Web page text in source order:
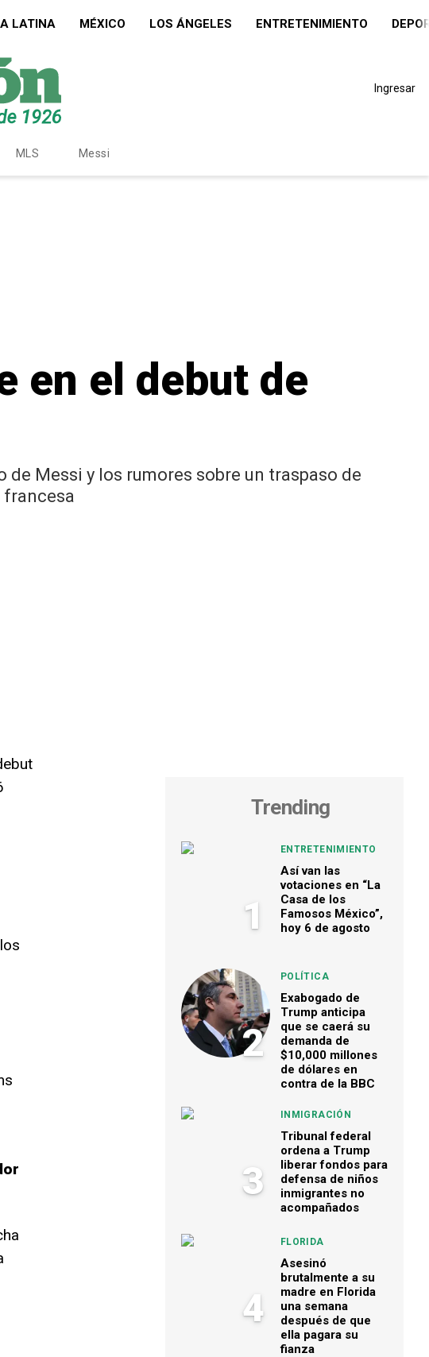
LATINA MÉXICO LOS ÁNGELES ENTRETENIMIENTO
Ingresar
MLS Messi
en el debut de
Messi y los rumores sobre un traspaso de
francesa
Trending
1
ENTRETENIMIENTO
Así van las
votaciones en “La
Casa de los
Famosos México”,
hoy 6 de agosto
2
POLÍTICA
Exabogado de
Trump anticipa
que se caerá su
demanda de
$10,000 millones
de dólares en
contra de la BBC
3
INMIGRACIÓN
Tribunal federal
ordena a Trump
liberar fondos para
defensa de niños
inmigrantes no
acompañados
4
FLORIDA
Asesinó
brutalmente a su
madre en Florida
una semana
después de que
ella pagara su
fianza